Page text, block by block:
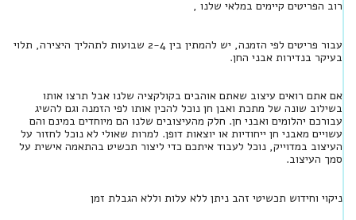
רוב הפריטים קיימים במלאי שלנו ,
עבור פריטים לפי הזמנה, יש להמתין בין 2-4 שבועות לתהליך היצירה, תלוי
בעיקר בנדירות אבני החן.
אם אתם רואים עיצוב שאתם אוהבים בקולקציה שלנו אבל תרצו אותו
בשילוב שונה של מתכת ואבן חן נוכל להכין אותו לפי הזמנה וגם להשיג
עבורכם יהלומים ואבני חן. חלק מהעיצובים שלנו הם מיוחדים במינם והם
עשויים מאבני חן ייחודיות או יוצאות דופן. למרות שאולי לא נוכל לחזור על
העיצוב במדוייק, נוכל לעבוד איתכם כדי ליצור תכשיט בהתאמה אישית על
סמך העיצוב.
ניקוי וחידוש תכשיטי זהב ניתן ללא עלות וללא הגבלת זמן